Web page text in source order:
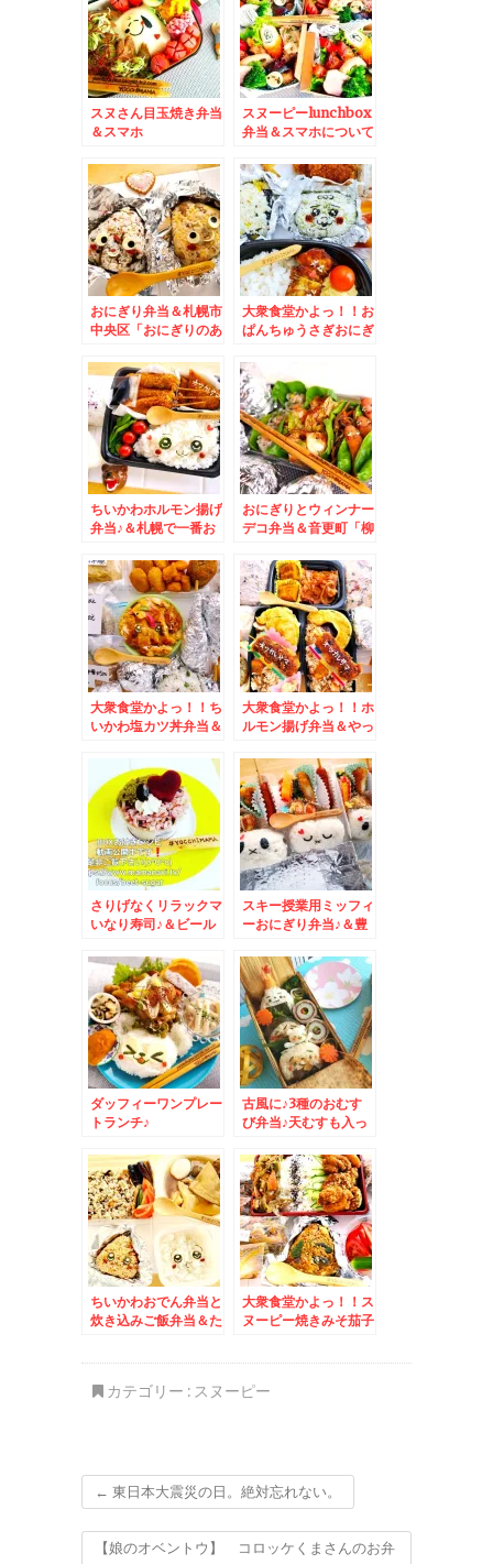
´艸`*)
「山菜うどん」(*´艸
`*)
スヌさん目玉焼き弁当
＆スマホ
時間は自分で作るもの
(*-ω-)
スヌーピーlunchbox
弁当＆スマホについて
くださいm(__)m
おにぎり弁当＆札幌市
中央区「おにぎりのあ
ン店さんのテイクアウ
トお惣菜と五目おにぎ
り弁当♪
大衆食堂かよっ！！お
ぱんちゅうさぎおにぎ
石区「蘭豆」さんの
「カルビラーメンラン
チ」激辛 麺固め旨っ
(*´艸`*)
ちいかわホルモン揚げ
弁当♪＆札幌で一番お
豆」さんに限る
っ！！！ジンギスカン
定食７５０円Σ(ﾟДﾟ)
おにぎりとウィンナー
デコ弁当＆音更町「柳
の皆様も多いはず！！
「三方六の切れ端」が
うま～い(*´艸`*)
大衆食堂かよっ！！ち
いかわ塩カツ丼弁当＆
ーニング「大豆ミート
のハンバーガーセッ
ト」いつもと違うメニ
ューにしてみた(*´艸
`*)
大衆食堂かよっ！！ホ
ルモン揚げ弁当＆やっ
沢店」さんが美味しい
の～♪「かき揚げ蕎
麦」とクーポン♪(*´艸
`*)
さりげなくリラックマ
いなり寿司♪＆ビール
う！！！ホルモン揚げ
♪○○県民ソウルフード
ですよね＾＾
スキー授業用ミッフィ
ーおにぎり弁当♪＆豊
ト」さんが3月末で閉
店するってTT バタ
ー香るエビピラフウマ
っ！
ダッフィーワンプレー
トランチ♪
古風に♪3種のおむす
び弁当♪天むすも入っ
港で一押しのテイクア
ウトおにぎりはこれ
っ！！お米絶品！！お
味も最高「和倉温泉
加賀谷」さんの「お結
び じゃことわさび
菜」最高！！！
ちいかわおでん弁当と
炊き込みご飯弁当＆た
大衆食堂かよっ！！ス
ヌーピー焼きみそ茄子
カテゴリー : スヌーピー
← 東日本大震災の日。絶対忘れない。
【娘のオベントウ】 コロッケくまさんのお弁